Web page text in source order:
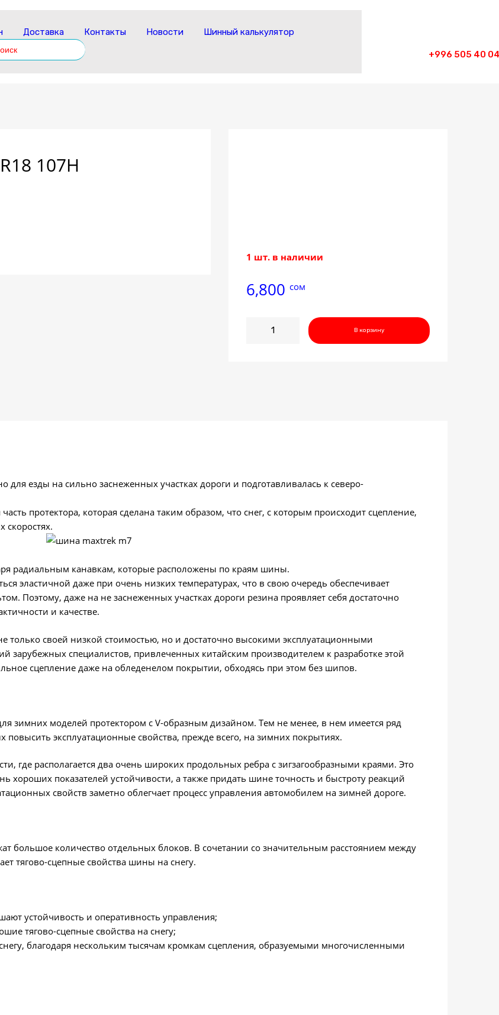
+996 505 40
Доставка Контакты Новости
Шинный калькулятор
107H
1 шт. в наличии
6,800 сом
Количество
В корзину
для езды на сильно заснеженных участках дороги и подготавливалась к северо-
протектора, которая сделана таким образом, что снег, с которым происходит сцепление,
скоростях.
радиальным канавкам, которые расположены по краям шины.
эластичной даже при очень низких температурах, что в свою очередь обеспечивает
Поэтому, даже на не заснеженных участках дороги резина проявляет себя достаточно
и качестве.
только своей низкой стоимостью, но и достаточно высокими эксплуатационными
зарубежных специалистов, привлеченных китайским производителем к разработке этой
сцепление даже на обледенелом покрытии, обходясь при этом без шипов.
зимних моделей протектором с V-образным дизайном. Тем не менее, в нем имеется ряд
эксплуатационные свойства, прежде всего, на зимних покрытиях.
где располагается два очень широких продольных ребра с зигзагообразными краями. Это
хороших показателей устойчивости, а также придать шине точность и быстроту реакций
свойств заметно облегчает процесс управления автомобилем на зимней дороге.
большое количество отдельных блоков. В сочетании со значительным расстоянием между
тягово-сцепные свойства шины на снегу.
устойчивость и оперативность управления;
тягово-сцепные свойства на снегу;
благодаря нескольким тысячам кромкам сцепления, образуемыми многочисленными